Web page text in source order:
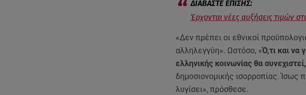
Έρχονται νέες αυξήσεις τιμών
«Δεν πρέπει οι εθνικοί
αλληλεγγύη». Ωστόσο, «Ό,τι και να
ελληνικής κοινωνίας θα συνεχιστεί,
δημοσιονομικής ισορροπίας. Ίσως
λυγίσει», πρόσθεσε.